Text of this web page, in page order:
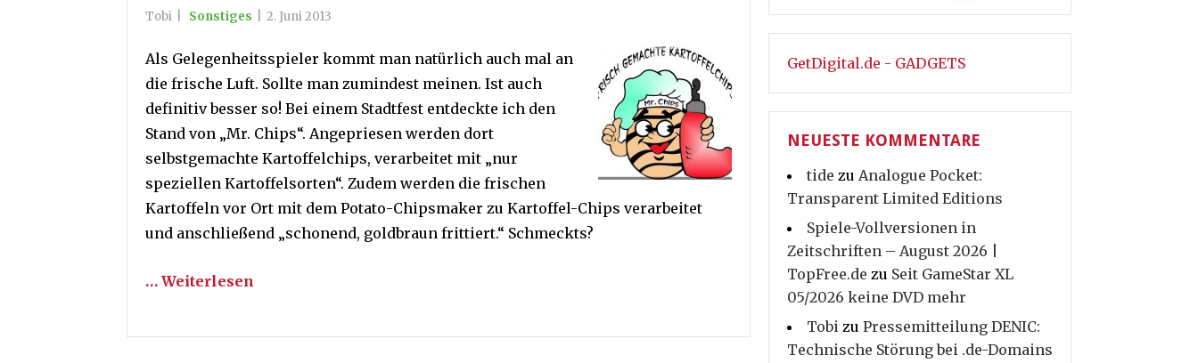
Tobi Sonstiges 2. Juni 2013
Als Gelegenheitsspieler kommt man natürlich auch mal an
die frische Luft. Sollte man zumindest meinen. Ist auch
definitiv besser so! Bei einem Stadtfest entdeckte ich den
Stand von „Mr. Chips“. Angepriesen werden dort
selbstgemachte Kartoffelchips, verarbeitet mit „nur
speziellen Kartoffelsorten“. Zudem werden die frischen
Kartoffeln vor Ort mit dem Potato-Chipsmaker zu Kartoffel-Chips verarbeitet
und anschließend „schonend, goldbraun frittiert.“ Schmeckts?
… Weiterlesen
GetDigital.de - GADGETS
NEUESTE KOMMENTARE
tide zu Analogue Pocket:
Transparent Limited Editions
Spiele-Vollversionen in
Zeitschriften – August 2026 |
TopFree.de zu Seit GameStar XL
05/2026 keine DVD mehr
Tobi zu Pressemitteilung DENIC:
Technische Störung bei .de-Domains